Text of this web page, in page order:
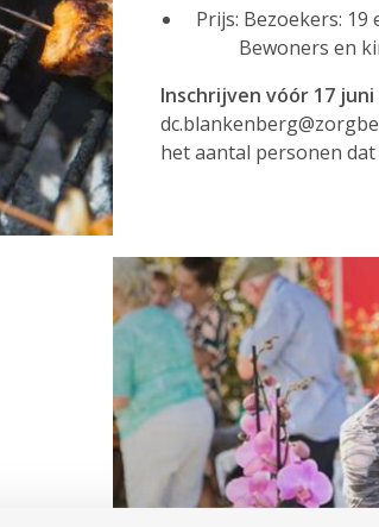
Prijs: Bezoekers: 19
Bewoners en
Inschrijven vóór 17 juni
het aantal personen